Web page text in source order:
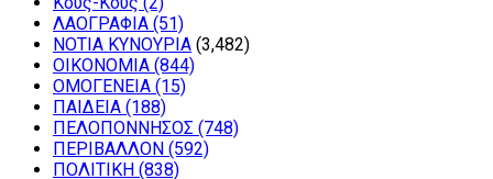
ΛΑΟΓΡΑΦΙΑ (51)
ΝΟΤΙΑ ΚΥΝΟΥΡΙΑ (3,482)
ΟΙΚΟΝΟΜΙΑ (844)
ΟΜΟΓΕΝΕΙΑ (15)
ΠΑΙΔΕΙΑ (188)
ΠΕΛΟΠΟΝΝΗΣΟΣ (748)
ΠΕΡΙΒΑΛΛΟΝ (592)
ΠΟΛΙΤΙΚΗ (838)